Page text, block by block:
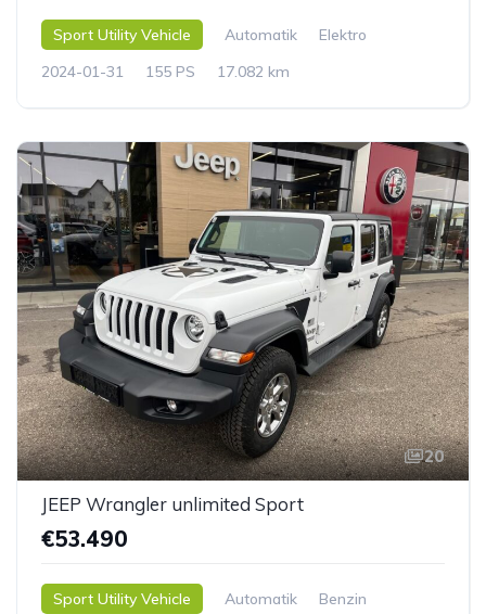
Sport Utility Vehicle Automatik
Elektro
2024-01-31
155 PS 17.082 km
20
JEEP Wrangler unlimited Sport
€53.490
Sport Utility Vehicle Automatik
Benzin